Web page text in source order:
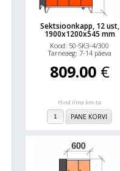
Sektsioonkapp, 12 ust,
1900x1200x545 mm
Kood: 50-SK3-4/300
Tarneaeg: 7-14 päeva
809.00 €
Hind ilma km-ta
PANE KORVI